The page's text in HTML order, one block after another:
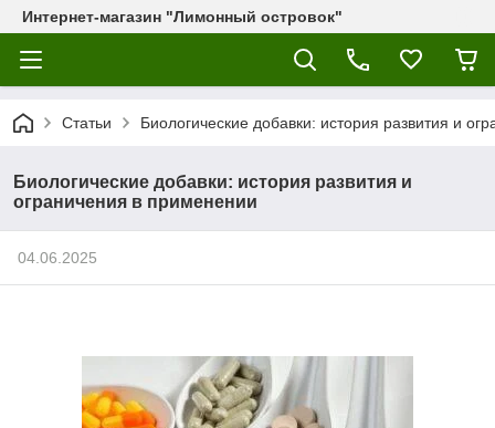
Интернет-магазин "Лимонный островок"
Статьи Биологические добавки: история развития и
Биологические добавки: история развития и
ограничения в применении
04.06.2025